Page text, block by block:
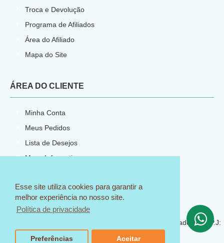
Esse site utiliza cookies para garantir a
melhor experiência no nosso site.
Política de privacidade
Preferências Aceitar
Troca e Devolução
Programa de Afiliados
Área do Afiliado
Mapa do Site
ÁREA DO CLIENTE
Minha Conta
Meus Pedidos
Lista de Desejos
Meus Informativos
E-commerce por
CNPJ: 23.540.773/0001-66
© 2018 Sem Igual Artesanato - Todos os direitos reservados C.N.P.J:
23.540.773/0001-66